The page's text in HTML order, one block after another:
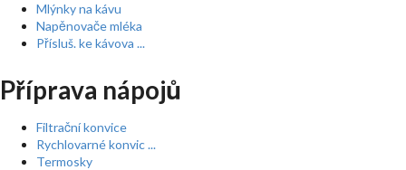
Mlýnky na kávu
Napěnovače mléka
Přísluš. ke kávova ...
Příprava nápojů
Filtrační konvice
Rychlovarné konvic ...
Termosky